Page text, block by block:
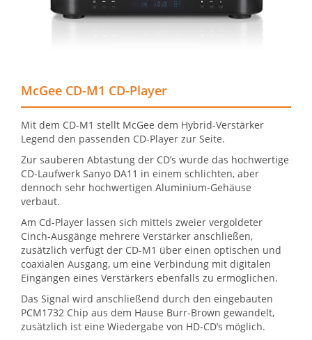
McGee CD-M1 CD-Player
Mit dem CD-M1 stellt McGee dem Hybrid-Verstärker
Legend den passenden CD-Player zur Seite.
Zur sauberen Abtastung der CD’s wurde das hochwertige
CD-Laufwerk Sanyo DA11 in einem schlichten, aber
dennoch sehr hochwertigen Aluminium-Gehäuse
verbaut.
Am Cd-Player lassen sich mittels zweier vergoldeter
Cinch-Ausgänge mehrere Verstärker anschließen,
zusätzlich verfügt der CD-M1 über einen optischen und
coaxialen Ausgang, um eine Verbindung mit digitalen
Eingängen eines Verstärkers ebenfalls zu ermöglichen.
Das Signal wird anschließend durch den eingebauten
PCM1732 Chip aus dem Hause Burr-Brown gewandelt,
zusätzlich ist eine Wiedergabe von HD-CD’s möglich.